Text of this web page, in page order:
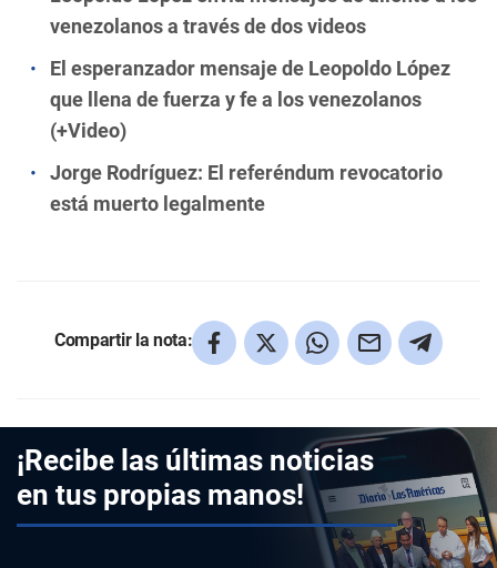
venezolanos a través de dos videos
El esperanzador mensaje de Leopoldo López
que llena de fuerza y fe a los venezolanos
(+Video)
Jorge Rodríguez: El referéndum revocatorio
está muerto legalmente
Compartir la nota:
¡Recibe las últimas noticias
en tus propias manos!